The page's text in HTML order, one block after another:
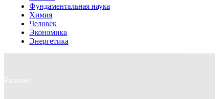
Фундаментальная наука
Химия
Человек
Экономика
Энергетика
Разное